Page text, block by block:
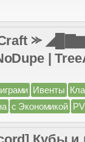
⪼
|
Ивенты
с Экономикой